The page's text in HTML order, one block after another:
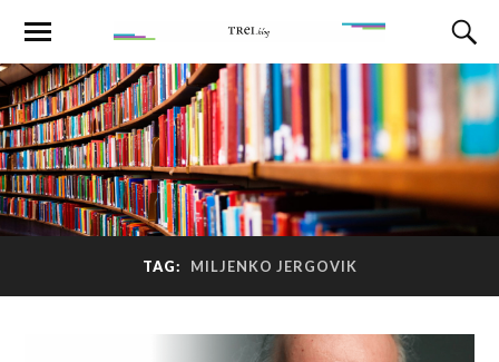
TAG: MILJENKO JERGOVIK